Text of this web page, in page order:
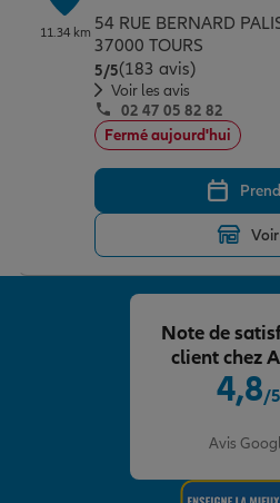
11.34 km 54 RUE BERNARD
37000 TOURS
5/5Note de 5 sur 5
(183 avis)
Voir les avis
02 47 05 82 82
Fermé aujourd'hui
4,8/5
Avis
Note de
client chez